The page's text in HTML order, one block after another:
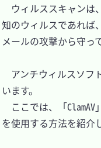
ウィルススキャンは
知のウィルスであれば
メールの攻撃から守っ
アンチウィルスソフ
います。
ここでは、「
を使用する方法を紹介